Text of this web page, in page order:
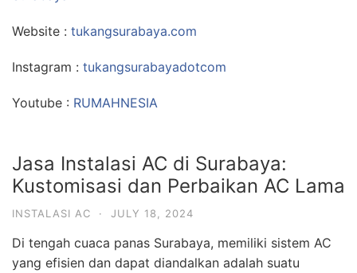
Website : tukangsurabaya.com
Instagram : tukangsurabayadotcom
Youtube : RUMAHNESIA
Jasa Instalasi AC di Surabaya:
Kustomisasi dan Perbaikan AC Lama
INSTALASI AC · JULY 18, 2024
Di tengah cuaca panas Surabaya, memiliki sistem AC
yang efisien dan dapat diandalkan adalah suatu